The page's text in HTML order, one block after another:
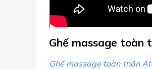
Ghế massage toàn
Ghế massage toàn thân